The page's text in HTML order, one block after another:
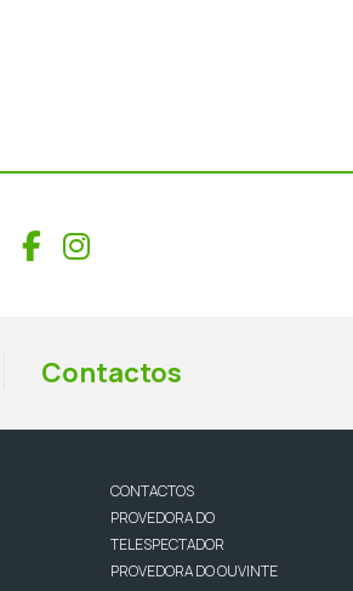
Facebook
Instagram
Contactos
CONTACTOS
PROVEDORA DO
TELESPECTADOR
PROVEDORA DO OUVINTE